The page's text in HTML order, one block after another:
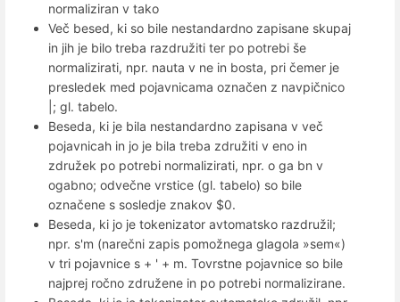
normaliziran v tako
Več besed, ki so bile nestandardno zapisane skupaj
in jih je bilo treba razdružiti ter po potrebi še
normalizirati, npr. nauta v ne in bosta, pri čemer je
presledek med pojavnicama označen z navpičnico
|; gl. tabelo.
Beseda, ki je bila nestandardno zapisana v več
pojavnicah in jo je bila treba združiti v eno in
združek po potrebi normalizirati, npr. o ga bn v
ogabno; odvečne vrstice (gl. tabelo) so bile
označene s sosledje znakov $0.
Beseda, ki jo je tokenizator avtomatsko razdružil;
npr. s'm (narečni zapis pomožnega glagola »sem«)
v tri pojavnice s + ' + m. Tovrstne pojavnice so bile
najprej ročno združene in po potrebi normalizirane.